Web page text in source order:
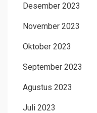
Desember 2023
November 2023
Oktober 2023
September 2023
Agustus 2023
Juli 2023